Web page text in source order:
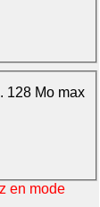
128 Mo max
en mode